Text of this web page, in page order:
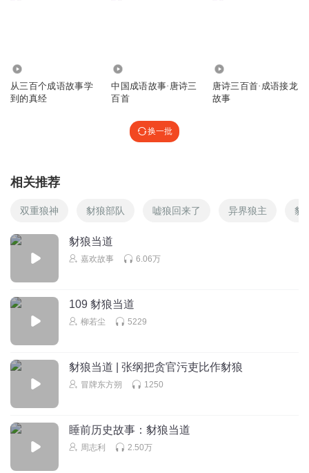
从三百个成语故事学
到的真经
中国成语故事·唐诗三
百首
唐诗三百首·成语接龙
故事
换一批
相关推荐
双重狼神 豺狼部队 嘘狼回来了 异界狼主 豺
豺狼当道
嘉欢故事 6.06万
109 豺狼当道
柳若尘 5229
豺狼当道 | 张纲把贪官污吏比作豺狼
冒牌东方朔 1250
睡前历史故事：豺狼当道
周志利 2.50万